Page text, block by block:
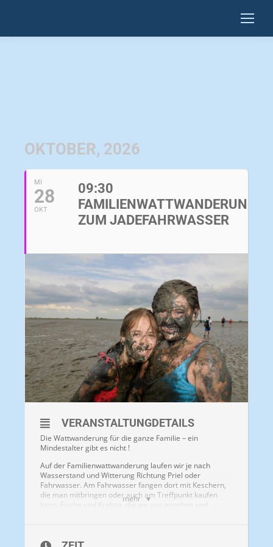
OKTOBER, 2026
MI
28
OKT
09:30
FAMILIENWATTWANDERUNG
ZUM JADEFAHRWASSER
mehr
VERANSTALTUNGDETAILS
Die Wattwanderung für die ganze Familie – ein
Mindestalter gibt es nicht !
Auf der Familienwattwanderung laufen wir je nach
Wasserstand und Witterung Richtung Priel oder
Fahrwasser. Am Fahrwasser fangen dort mit Keschern,
die man mitbringen oder auch am Treffpunkt kaufen
kann, Fische und Krebse, die wir uns ansehen und